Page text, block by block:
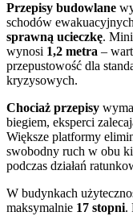
Przepisy budowlane
schodów
sprawną ucieczkę.
wynosi 1,2 metra –
przepustowość dla
kryzysowych.
Chociaż przepisy
biegiem, eksperci
Większe platformy
swobodny ruch w obu
podczas działań
W budynkach
maksymalnie 17 stopni.